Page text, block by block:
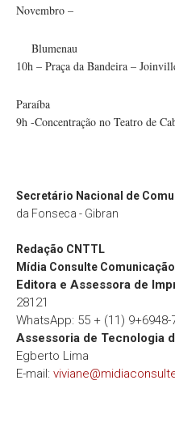
Novembro –
Blumenau
10h – Praça da Bandeira –
Paraíba
9h -Concentração no Teatro de
Secretário Nacional de
da Fonseca - Gibran
Redação CNTTL
Mídia Consulte
Editora e Assessora de
28121
WhatsApp: 55 + (11) 9+6948-
Assessoria de Tecnologia
Egberto Lima
E-mail: